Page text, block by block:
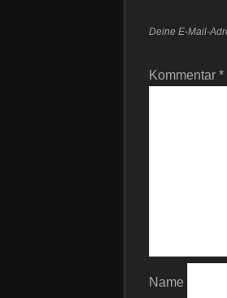
Deine E-Mail-
Kommentar *
Name